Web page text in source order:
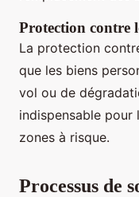
Protection contre
La protection
que les biens
vol ou de
indispensable pour
zones à risque.
Processus de